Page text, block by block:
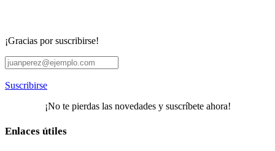
¡Gracias por suscribirse!
Suscribirse
¡No te pierdas las novedades y suscríbete ahora!
Enlaces útiles